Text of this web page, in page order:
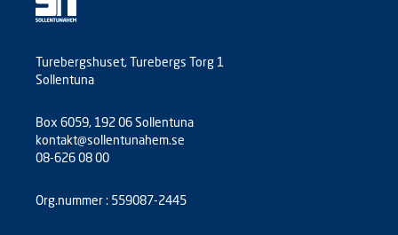
Turebergshuset, Turebergs Torg 1
Sollentuna
Box 6059, 192 06 Sollentuna
kontakt@sollentunahem.se
08-626 08 00
Org.nummer : 559087-2445